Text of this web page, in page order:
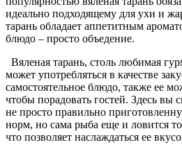
идеально подходящему для ухи и
тарань обладает аппетитным
блюдо – просто объедение.
Вяленая тарань, столь любимая
может употребляться в качестве
самостоятельное блюдо, также ее
чтобы порадовать гостей. Здесь вы
не просто правильно
норм, но сама рыба еще и ловится
что позволяет наслаждаться ее